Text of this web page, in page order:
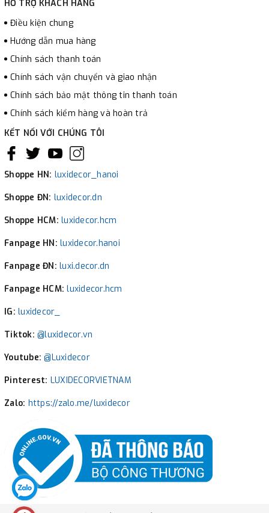
HỖ TRỢ KHÁCH HÀNG
Điều kiện chung
Hướng dẫn mua hàng
Chính sách thanh toán
Chính sách vận chuyển và giao nhận
Chính sách bảo mật thông tin thanh toán
Chính sách kiểm hàng và hoàn trả
KẾT NỐI VỚI CHÚNG TÔI
Shoppe HN: luxidecor_hanoi
Shoppe ĐN: luxidecor.dn
Shoppe HCM: luxidecor.hcm
Fanpage HN: luxidecor.hanoi
Fanpage ĐN: luxi.decor.dn
Fanpage HCM:luxidecor.hcm
IG: luxidecor_
Tiktok: @luxidecor.vn
Youtube:@Luxidecor
Pinterest: LUXIDECORVIETNAM
Zalo: https://zalo.me/luxidecor